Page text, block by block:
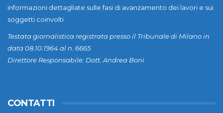
informazioni dettagliate sulle fasi di avanzamento dei lavori e sui
soggetti coinvolti.
Testata giornalistica registrata presso il Tribunale di Milano in
data 08.10.1964 al n. 6665
Direttore Responsabile: Dott. Andrea Boni
CONTATTI